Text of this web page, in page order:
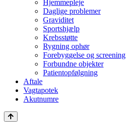
Hjemmepleje
Daglige problemer
Graviditet
Sportshjælp
Krebsstøtte
Rygning ophør
Forebyggelse og screening
Forbundne objekter
Patientopfølgning
Aftale
Vagtapotek
Akutnumre